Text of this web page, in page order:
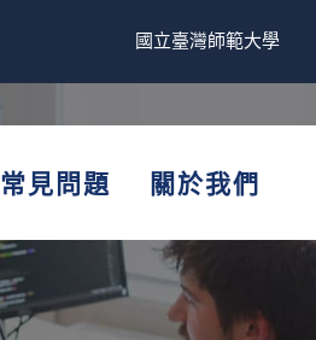
國立臺灣師範大學
常見問題 關於我們